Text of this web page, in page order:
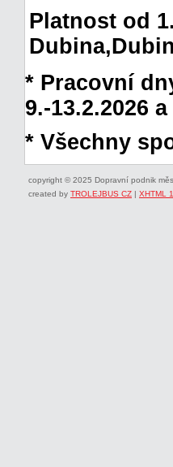
Platnost od
* Pracovní
9.-13.2.2026
* Všechny
copyright © 2025 Dopravní podnik
created by TROLEJBUS CZ | XHTML